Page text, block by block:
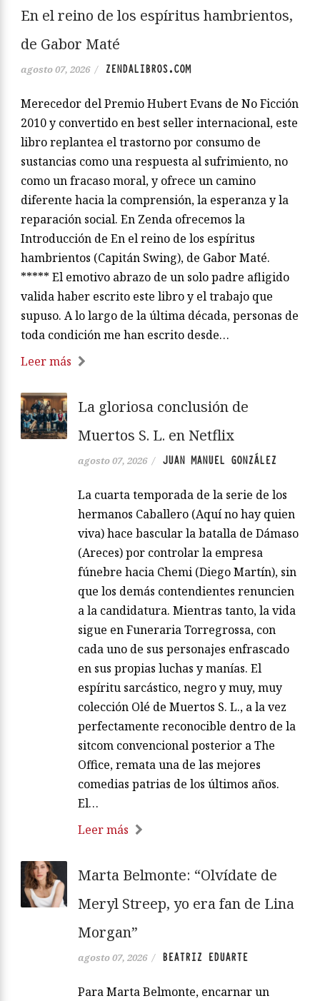
En el reino de los espíritus hambrientos,
de Gabor Maté
agosto 07, 2026 / ZENDALIBROS.COM
Merecedor del Premio Hubert Evans de No Ficción
2010 y convertido en best seller internacional, este
libro replantea el trastorno por consumo de
sustancias como una respuesta al sufrimiento, no
como un fracaso moral, y ofrece un camino
diferente hacia la comprensión, la esperanza y la
reparación social. En Zenda ofrecemos la
Introducción de En el reino de los espíritus
hambrientos (Capitán Swing), de Gabor Maté.
***** El emotivo abrazo de un solo padre afligido
valida haber escrito este libro y el trabajo que
supuso. A lo largo de la última década, personas de
toda condición me han escrito desde…
Leer más
La gloriosa conclusión de
Muertos S. L. en Netflix
agosto 07, 2026 / JUAN MANUEL GONZÁLEZ
La cuarta temporada de la serie de los
hermanos Caballero (Aquí no hay quien
viva) hace bascular la batalla de Dámaso
(Areces) por controlar la empresa
fúnebre hacia Chemi (Diego Martín), sin
que los demás contendientes renuncien
a la candidatura. Mientras tanto, la vida
sigue en Funeraria Torregrossa, con
cada uno de sus personajes enfrascado
en sus propias luchas y manías. El
espíritu sarcástico, negro y muy, muy
colección Olé de Muertos S. L., a la vez
perfectamente reconocible dentro de la
sitcom convencional posterior a The
Office, remata una de las mejores
comedias patrias de los últimos años.
El…
Leer más
Marta Belmonte: “Olvídate de
Meryl Streep, yo era fan de Lina
Morgan”
agosto 07, 2026 / BEATRIZ EDUARTE
Para Marta Belmonte, encarnar un